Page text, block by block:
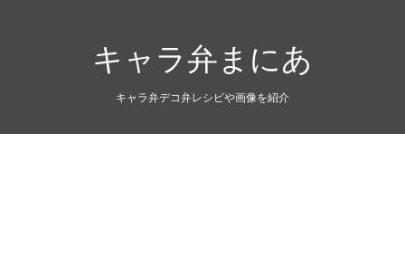
キャラ弁まにあ
キャラ弁デコ弁レシピや画像を紹介